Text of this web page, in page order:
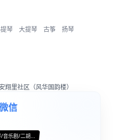
琴 大提琴 古筝 扬琴
里社区（风华国韵楼）
信
乐剧/二胡...